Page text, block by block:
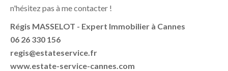
n'hésitez pas à me contacter !
Régis MASSELOT - Expert Immobilier à Cannes
06 26 330 156
regis@estateservice.fr
www.estate-service-cannes.com